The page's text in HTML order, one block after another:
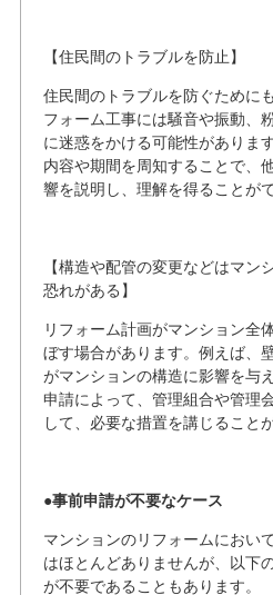
【住民間のトラブルを防止】
住民間のトラブルを防ぐために
フォーム工事には騒音や振動、
に迷惑をかける可能性がありま
内容や期間を周知することで、
響を説明し、理解を得ることが
【構造や配管の変更などはマン
恐れがある】
リフォーム計画がマンション全
ぼす場合があります。例えば、
がマンションの構造に影響を与
申請によって、管理組合や管理
して、必要な措置を講じること
●事前申請が不要なケース
マンションのリフォームにおい
はほとんどありませんが、以下
が不要であることもあります。